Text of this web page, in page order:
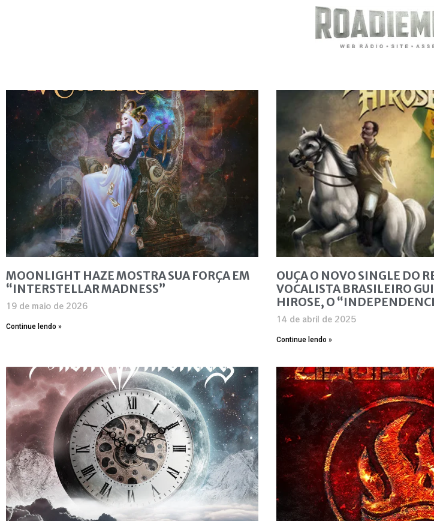
MOONLIGHT HAZE MOSTRA SUA FORÇA EM
“INTERSTELLAR MADNESS”
19 de maio de 2026
Continue lendo »
OUÇA O NOVO SINGLE DO
VOCALISTA BRASILEIRO
HIROSE, O
14 de abril de 2025
Continue lendo »